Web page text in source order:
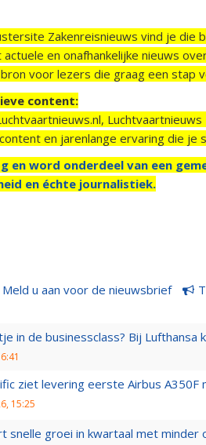
Zakenreisnieuws vind je die
en onafhankelijke nieuws
voor lezers die graag een stap
content:
en jarenlange ervaring die
en word onderdeel van een
en échte journalistiek.
Meld u aan voor de nieuwsbrief
in de businessclass? Bij
ziet levering eerste Airbus A350F
15:25
snelle groei in kwartaal met minder